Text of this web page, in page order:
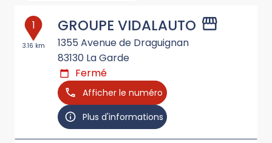
1
3.16 km
GROUPE VIDALAUTO
1355 Avenue de Draguignan
83130 La Garde
Fermé
Afficher le numéro
Plus d'informations